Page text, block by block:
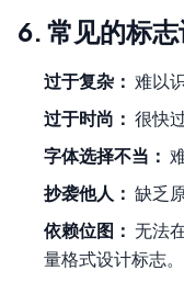
6. 常见的标
过于复杂： 难以
过于时尚： 很快
字体选择不当：
抄袭他人： 缺乏
依赖位图： 无法
量格式设计标志。